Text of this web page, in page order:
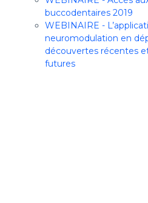
buccodentaires 2019
WEBINAIRE -
neuromodulation en
découvertes récentes
futures